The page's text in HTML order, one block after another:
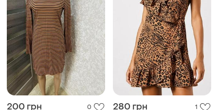
200 грн 0 280 грн 1